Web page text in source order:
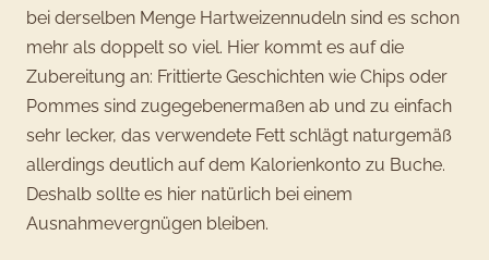
bei derselben Menge Hartweizennudeln sind es schon
mehr als doppelt so viel. Hier kommt es auf die
Zubereitung an: Frittierte Geschichten wie Chips oder
Pommes sind zugegebenermaßen ab und zu einfach
sehr lecker, das verwendete Fett schlägt naturgemäß
allerdings deutlich auf dem Kalorienkonto zu Buche.
Deshalb sollte es hier natürlich bei einem
Ausnahmevergnügen bleiben.